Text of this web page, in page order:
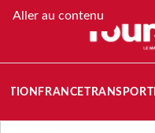
Aller au contenu
FRANCETRANSPORT